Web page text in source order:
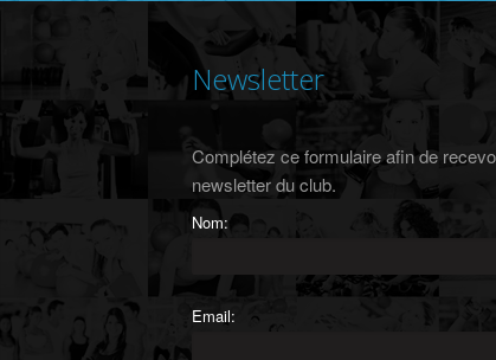
Newsletter
Complétez ce formulaire afin de
newsletter du club.
Nom:
Email: